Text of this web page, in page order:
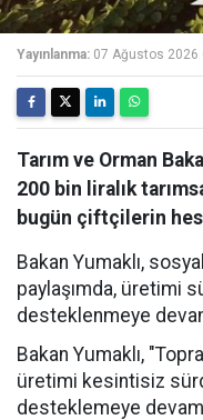
Yayınlanma: 07 Ağustos 2026
Tarım ve Orman
200 bin liralık
bugün çiftçilerin
Bakan Yumaklı,
paylaşımda, üretimi
desteklenmeye
Bakan Yumaklı,
üretimi kesintisiz
desteklemeye